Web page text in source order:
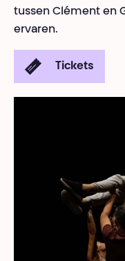
tussen Clément en
ervaren.
Tickets